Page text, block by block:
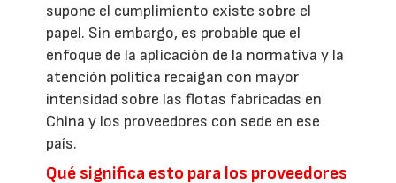
supone el cumplimiento existe sobre el
papel. Sin embargo, es probable que el
enfoque de la aplicación de la normativa y la
atención política recaigan con mayor
intensidad sobre las flotas fabricadas en
China y los proveedores con sede en ese
país.
Qué significa esto para los proveedores